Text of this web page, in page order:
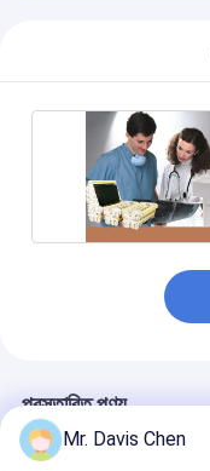
প্রস্তাবিত পণ্য
Mr. Davis Chen